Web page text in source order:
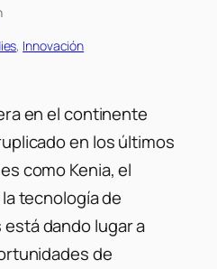
, Innovación
en el continente
en los últimos
como Kenia, el
tecnología de
dando lugar a
de